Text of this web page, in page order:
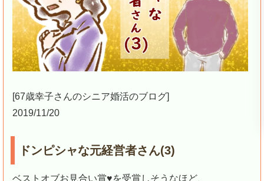
[67歳幸子さんのシニア婚活のブログ]
2019/11/20
ドンピシャな元経営者さん(3)
ベストオブお見合い賞♥を受賞しそうなほど、